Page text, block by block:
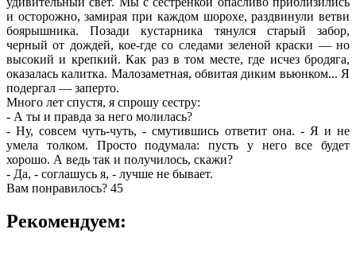
и осторожно, замирая при каждом шорохе, раздвинули ветви
боярышника. Позади кустарника тянулся старый забор,
черный от дождей, кое-где со следами зеленой краски — но
высокий и крепкий. Как раз в том месте, где исчез бродяга,
оказалась калитка. Малозаметная, обвитая диким вьюнком... Я
подергал — заперто.
Много лет спустя, я спрошу сестру:
- А ты и правда за него молилась?
- Ну, совсем чуть-чуть, - смутившись ответит она. - Я и не
умела толком. Просто подумала: пусть у него все будет
хорошо. А ведь так и получилось, скажи?
- Да, - соглашусь я, - лучше не бывает.
Вам понравилось? 45
Рекомендуем: